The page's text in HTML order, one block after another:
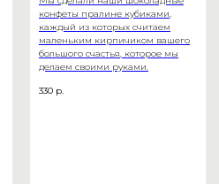
конфеты пралине кубиками,
каждый из которых считаем
маленьким кирпичиком вашего
большого счастья, которое мы
делаем своими руками.
330 р.